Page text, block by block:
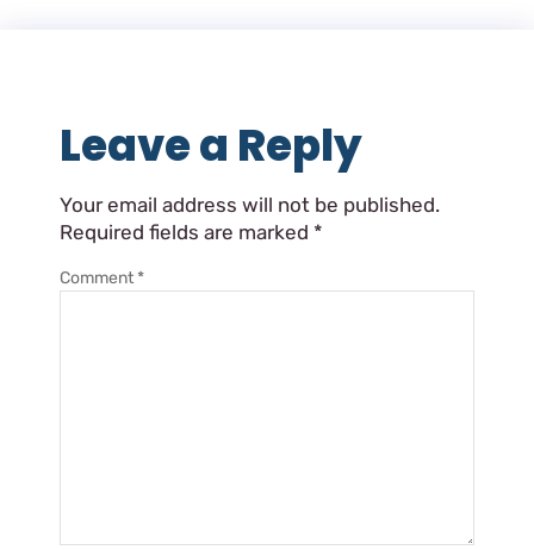
Leave a Reply
Your email address will not be published.
Required fields are marked *
Comment *